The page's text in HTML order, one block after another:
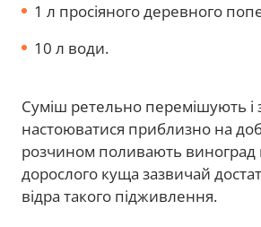
1 л просіяного деревного
10 л води.
Суміш ретельно перемішують
настоюватися приблизно на
розчином поливають виноград
дорослого куща зазвичай
відра такого підживлення.